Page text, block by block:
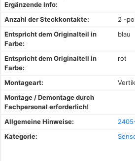
Ergänzende Info:
Anzahl der Steckkontakte:
2 -
Entspricht dem Originalteil in
Farbe:
blau
Entspricht dem Originalteil in
Farbe:
rot
Montageart:
Montage / Demontage durch
Fachpersonal erforderlich!
Allgemeine Hinweise:
Kategorie: